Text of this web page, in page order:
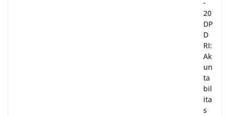
-
20
DP
D
RI:
Ak
un
ta
bil
ita
s